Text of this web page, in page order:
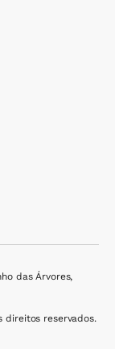
das Árvores,
direitos reservados.